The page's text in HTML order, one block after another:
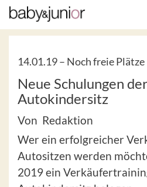
14.01.19 – Noch freie Plätze
Neue Schulungen
Autokindersitz
Von Redaktion
Wer ein erfolgreicher
Autositzen werden
2019 ein